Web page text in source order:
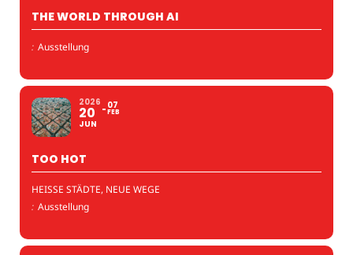
THE WORLD THROUGH AI
: Ausstellung
2026
20
JUN
07
FEB
TOO HOT
HEISSE STÄDTE, NEUE WEGE
: Ausstellung